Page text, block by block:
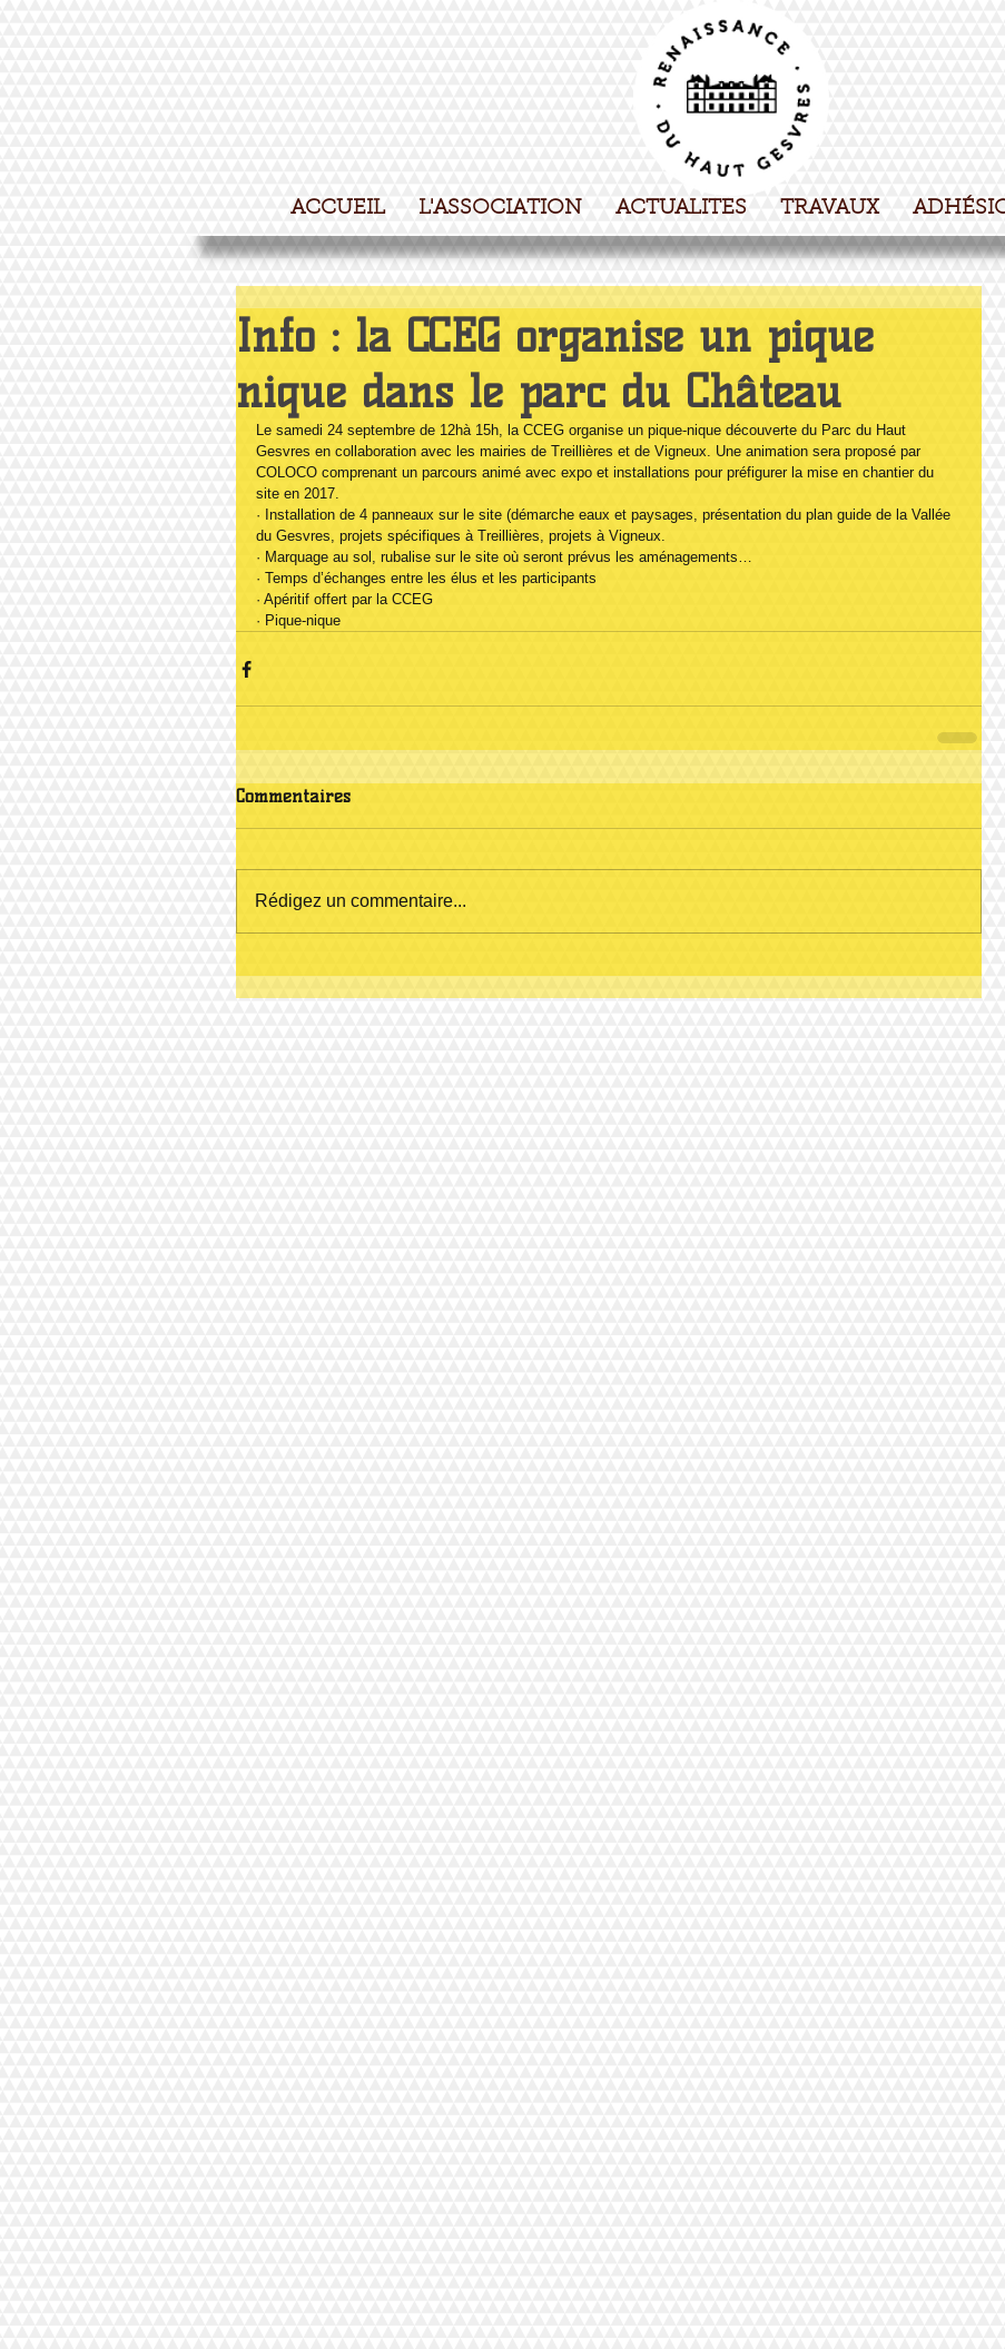
ACCUEIL L'ASSOCIATION ACTUALITES TRAVAUX
Info : la CCEG organise un pique
nique dans le parc du Château
Le samedi 24 septembre de 12hà 15h, la CCEG organise un pique-nique découverte du Parc du Haut
Gesvres en collaboration avec les mairies de Treillières et de Vigneux. Une animation sera proposé par
COLOCO comprenant un parcours animé avec expo et installations pour préfigurer la mise en chantier du
site en 2017.
· Installation de 4 panneaux sur le site (démarche eaux et paysages, présentation du plan guide de la Vallée
du Gesvres, projets spécifiques à Treillières, projets à Vigneux.
· Marquage au sol, rubalise sur le site où seront prévus les aménagements…
· Temps d’échanges entre les élus et les participants
· Apéritif offert par la CCEG
· Pique-nique
Commentaires
Rédigez un commentaire...